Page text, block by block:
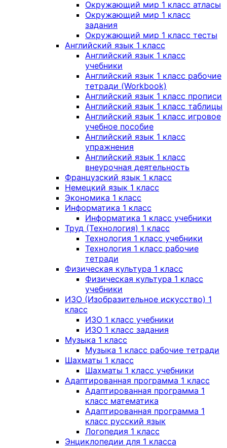
Окружающий мир 1 класс атласы
Окружающий мир 1 класс
задания
Окружающий мир 1 класс тесты
Английский язык 1 класс
Английский язык 1 класс
учебники
Английский язык 1 класс рабочие
тетради (Workbook)
Английский язык 1 класс прописи
Английский язык 1 класс таблицы
Английский язык 1 класс игровое
учебное пособие
Английский язык 1 класс
упражнения
Английский язык 1 класс
внеурочная деятельность
Французский язык 1 класс
Немецкий язык 1 класс
Экономика 1 класс
Информатика 1 класс
Информатика 1 класс учебники
Труд (Технология) 1 класс
Технология 1 класс учебники
Технология 1 класс рабочие
тетради
Физическая культура 1 класс
Физическая культура 1 класс
учебники
ИЗО (Изобразительное искусство) 1
класс
ИЗО 1 класс учебники
ИЗО 1 класс задания
Музыка 1 класс
Музыка 1 класс рабочие тетради
Шахматы 1 класс
Шахматы 1 класс учебники
Адаптированная программа 1 класс
Адаптированная программа 1
класс математика
Адаптированная программа 1
класс русский язык
Логопедия 1 класс
Энциклопедии для 1 класса